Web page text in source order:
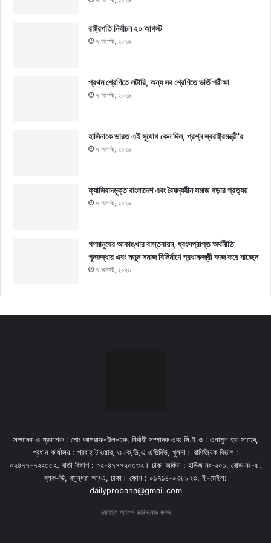
রাষ্ট্রপতি নির্বাচন ২০ আগস্ট
৭ আগস্ট, ২০২৬
প্রথম শ্রেণিতে লটারি, অন্য সব শ্রেণিতে ভর্তি পরীক্ষা
৭ আগস্ট, ২০২৬
হাসিনাকে ভারত এই সুযোগ কেন দিল, প্রশ্ন স্বরাষ্ট্রমন্ত্রী’র
৭ আগস্ট, ২০২৬
ফ্যাসিবাদমুক্ত বাংলাদেশ এবং বৈষম্যহীন সমাজ গড়ার প্রত্যয়
৭ আগস্ট, ২০২৬
গণমানুষের আকাঙ্খার বাস্তবায়ন, ধ্বংসপ্রাপ্ত অর্থনীতি
পুনরুদ্ধার এবং নতুন সমাজ বিনির্মাণে প্রধানমন্ত্রী কাজ করে যাচ্ছেন
৭ আগস্ট, ২০২৬
সম্পাদক ও প্রকাশক : মোঃ আশরাফ-উল-হক, নির্বাহী সম্পাদক এবং সি.ই.ও : এনামুল হক সাহেদ,
প্রধান কার্যালয় : প্রবাহ টাওয়ার, ৩ কে,ডি,এ এভিনিউ, খুলনা। বাণিজ্যিক বিভাগ :
০২৪৭৭-৭২২৫৫২. বার্তা বিভাগ : ০২-৪৭৭৭২০৫৩২। ঢাকা অফিস : হাউজ নং-২০১, রোড নং-৫,
ব্লক-ডি, বসুন্ধরা আ/এ, ঢাকা। ফোন : ০১৭১৪-০৩৮৮২৩, ই-মেইল:
dailyprobaha@gmail.com
মোবাইল অ্যাপস ডাউনলোড করুন